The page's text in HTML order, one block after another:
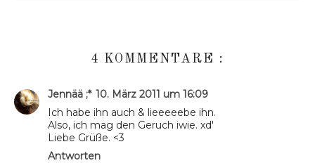
4 KOMMENTARE :
Jennää ;* 10. März 2011 um 16:09
Ich habe ihn auch & lieeeeebe ihn.
Also, ich mag den Geruch iwie. xd'
Liebe Grüße. <3
Antworten